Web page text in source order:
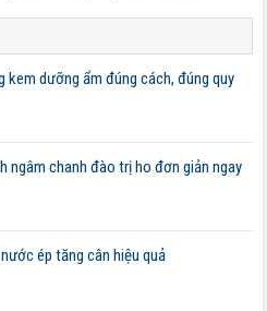
kem dưỡng ẩm đúng cách, đúng quy
ngâm chanh đào trị ho đơn giản ngay
ép tăng cân hiệu quả